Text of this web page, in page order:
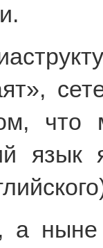
что
язык
ныне